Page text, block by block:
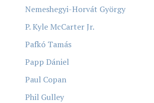
Nemeshegyi-Horvát György
P. Kyle McCarter Jr.
Pafkó Tamás
Papp Dániel
Paul Copan
Phil Gulley